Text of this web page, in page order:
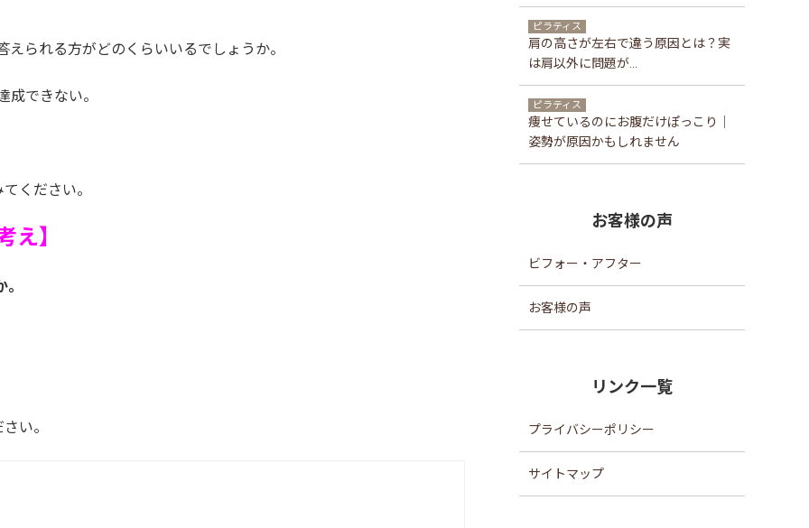
られる方がどのくらいいるでしょうか。
できない。
ください。
え】
い。
ピラティス
肩の高さが左右で違う原因とは？実
は肩以外に問題が...
ピラティス
痩せているのにお腹だけぽっこり｜
姿勢が原因かもしれません
お客様の声
ビフォー・アフター
お客様の声
リンク一覧
プライバシーポリシー
サイトマップ